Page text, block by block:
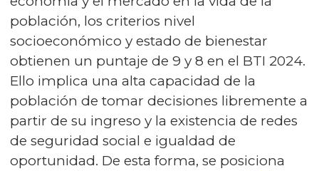
población, los criterios nivel
socioeconómico y estado de bienestar
obtienen un puntaje de 9 y 8 en el BTI 2024.
Ello implica una alta capacidad de la
población de tomar decisiones libremente a
partir de su ingreso y la existencia de redes
de seguridad social e igualdad de
oportunidad. De esta forma, se posiciona